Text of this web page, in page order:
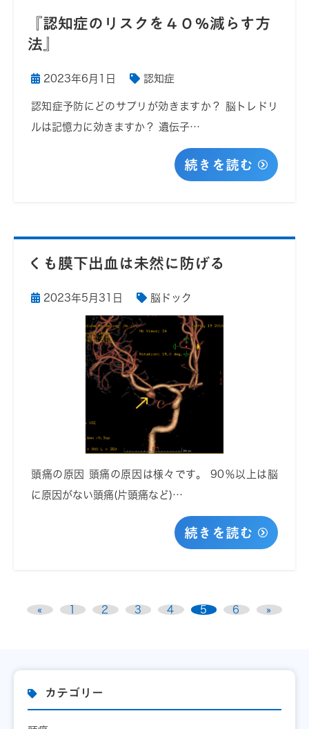
『認知症のリスクを４０％減らす方
法』
2023年6月1日 認知症
認知症予防にどのサプリが効きますか？ 脳トレドリ
ルは記憶力に効きますか？ 遺伝子…
続きを読む
くも膜下出血は未然に防げる
2023年5月31日 脳ドック
頭痛の原因 頭痛の原因は様々です。 90％以上は脳
に原因がない頭痛(片頭痛など)…
続きを読む
« 2 3 4 5 6 »
カテゴリー